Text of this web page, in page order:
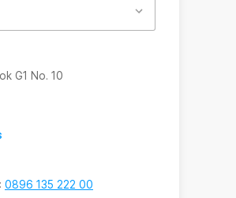
G1 No. 10
: 0896 135 222 00